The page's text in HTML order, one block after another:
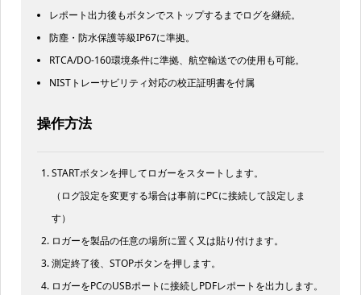
レポート出力後もボタンでストップするまでログを継続。
防塵・防水保護等級IP67に準拠。
RTCA/DO-160環境条件に準拠、航空輸送での使用も可能。
NISTトレーサビリティ対応の校正証明書を付属
操作方法
STARTボタンを押してロガーをスタートします。
（ログ設定を変更する場合は事前にPCに接続して設定しま
す）
ロガーを製品の任意の場所に置く又は貼り付けます。
測定終了後、STOPボタンを押します。
ロガーをPCのUSBポートに接続しPDFレポートを出力します。